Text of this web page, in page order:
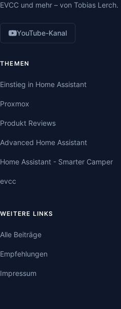
EVCC und mehr – von Tobias Lerch.
YouTube-Kanal
THEMEN
Einstieg in Home Assistant
Proxmox
Produkt Reviews
Advanced Home Assistant
Home Assistant - Smarter Camper
evcc
WEITERE LINKS
Alle Beiträge
Empfehlungen
Impressum